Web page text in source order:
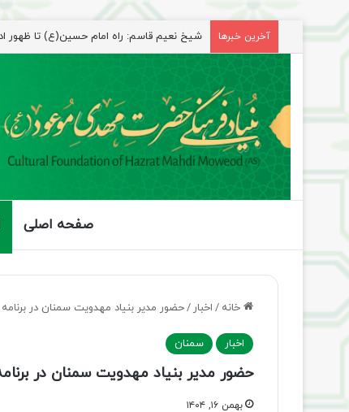
آخرین خبرها شیخ نعیم قاسم: راه امام حسین(ع) تا ظهور
صفحه اصلی
خانه / اخبار /حضور مدیر بنیاد مهدویت سمنان در برنامه
اخبار سمنان
حضور مدیر بنیاد مهدویت سمنان در
بهمن ۱۶, ۱۴۰۴